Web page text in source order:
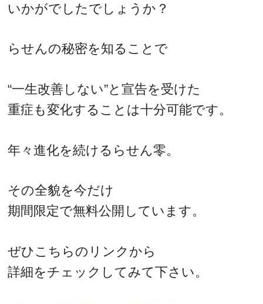
いかがでしたでしょうか？
らせんの秘密を知ることで
“一生改善しない”と宣告を受けた
重症も変化することは十分可能です。
年々進化を続けるらせん零。
その全貌を今だけ
期間限定で無料公開しています。
ぜひこちらのリンクから
詳細をチェックしてみて下さい。